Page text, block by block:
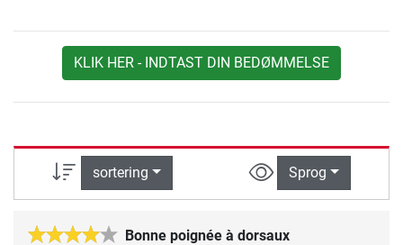
KLIK HER - INDTAST DIN BEDØMMELSE
sortering Sprog
Bonne poignée à dorsaux